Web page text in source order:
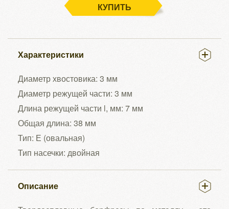
КУПИТЬ
Характеристики
Диаметр хвостовика: 3 мм
Диаметр режущей части: 3 мм
Длина режущей части l, мм: 7 мм
Общая длина: 38 мм
Тип: Е (овальная)
Тип насечки: двойная
Описание